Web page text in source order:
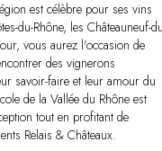
est célèbre pour ses vins
du-Rhône, les Châteauneuf-
vous aurez l'occasion de
des vignerons
savoir-faire et leur amour du
de la Vallée du Rhône est
tout en profitant de
Relais & Châteaux.